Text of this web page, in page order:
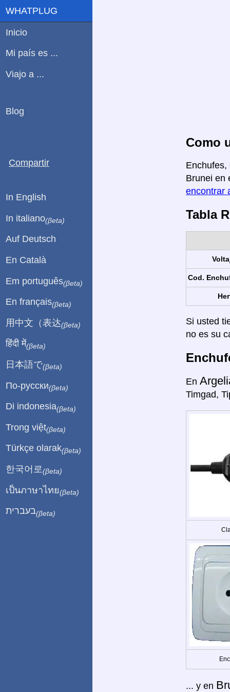
Como
Enchufes,
Brunei en
encontrar
Tabla
Cod.
Si usted
no es su
En
Timgad,
... y en
WHATPLUG
Inicio
Mi país es ...
Viajo a ...
Blog
Compartir
In English
In italiano(βeta)
Auf Deutsch
En Català
Em português(βeta)
En français(βeta)
用中文（表达(βeta)
हिंदी में(βeta)
日本語で(βeta)
По-русски(βeta)
Di indonesia(βeta)
Trong việt(βeta)
Türkçe olarak(βeta)
한국어로 (βeta)
เป็นภาษาไทย(βeta)
בעברית(βeta)